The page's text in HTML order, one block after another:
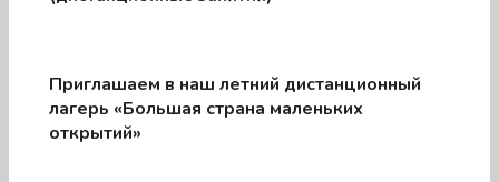
Приглашаем в наш летний дистанционный
лагерь «Большая страна маленьких
открытий»